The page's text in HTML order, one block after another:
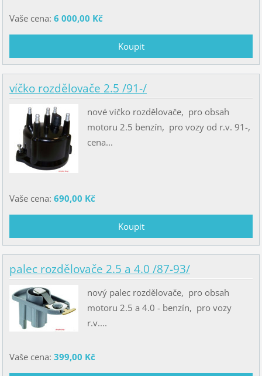
Vaše cena: 6 000,00 Kč
víčko rozdělovače 2.5 /91-/
nové víčko rozdělovače, pro obsah
motoru 2.5 benzín, pro vozy od r.v. 91-,
cena...
Vaše cena: 690,00 Kč
palec rozdělovače 2.5 a 4.0 /87-93/
nový palec rozdělovače, pro obsah
motoru 2.5 a 4.0 - benzín, pro vozy
r.v....
Vaše cena: 399,00 Kč